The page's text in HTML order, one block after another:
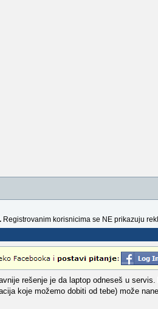
Registrovanim korisnicima se NE prikazuju
rešenje je da laptop odneseš u
koje možemo dobiti od tebe) može